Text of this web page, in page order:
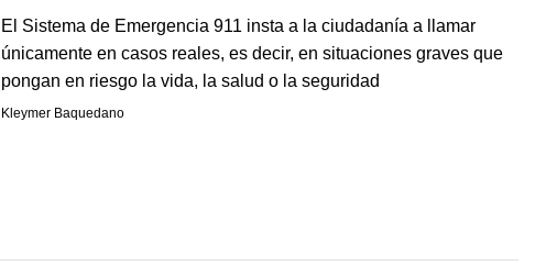
El Sistema de Emergencia 911 insta a la ciudadanía a llamar
únicamente en casos reales, es decir, en situaciones graves que
pongan en riesgo la vida, la salud o la seguridad
Kleymer Baquedano